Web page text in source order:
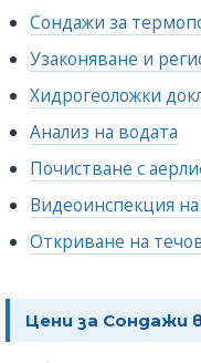
Сондажи за
Узаконяване и
Хидрогеоложки
Анализ на водата
Почистване с
Видеоинспекция
Откриване на
Цени за Сондажи